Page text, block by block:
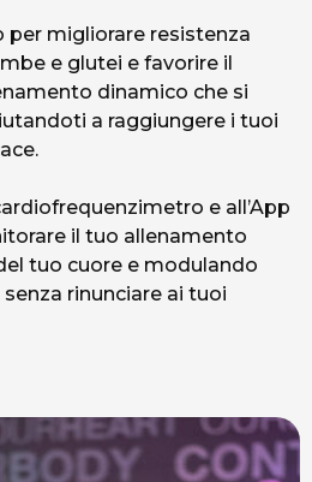
per migliorare resistenza
e glutei e favorire il
dinamico che si
a raggiungere i tuoi
e all’App
il tuo allenamento
tuo cuore e modulando
rinunciare ai tuoi